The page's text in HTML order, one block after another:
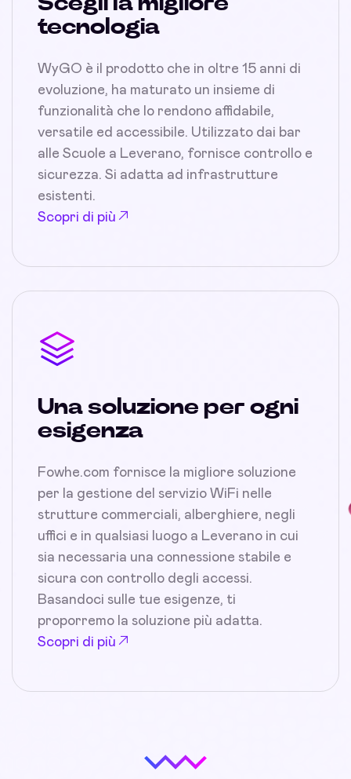
tecnologia
WyGO è il prodotto che in oltre 15 anni di
evoluzione, ha maturato un insieme di
funzionalità che lo rendono affidabile,
versatile ed accessibile. Utilizzato dai bar
alle Scuole a Leverano, fornisce controllo e
sicurezza. Si adatta ad infrastrutture
esistenti.
Scopri di più
Una soluzione per ogni
esigenza
Fowhe.com fornisce la migliore soluzione
per la gestione del servizio WiFi nelle
strutture commerciali, alberghiere, negli
uffici e in qualsiasi luogo a Leverano in cui
sia necessaria una connessione stabile e
sicura con controllo degli accessi.
Basandoci sulle tue esigenze, ti
proporremo la soluzione più adatta.
Scopri di più